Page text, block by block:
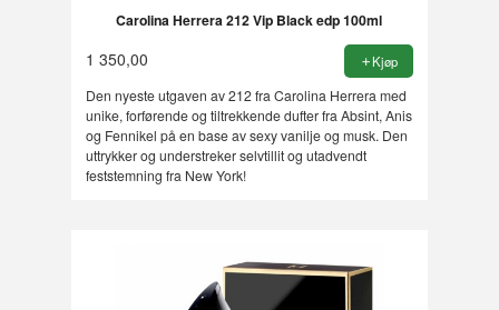
Carolina Herrera 212 Vip Black edp 100ml
1 350,00 Kjøp
Den nyeste utgaven av 212 fra Carolina Herrera med
unike, forførende og tiltrekkende dufter fra Absint, Anis
og Fennikel på en base av sexy vanilje og musk. Den
uttrykker og understreker selvtillit og utadvendt
feststemning fra New York!